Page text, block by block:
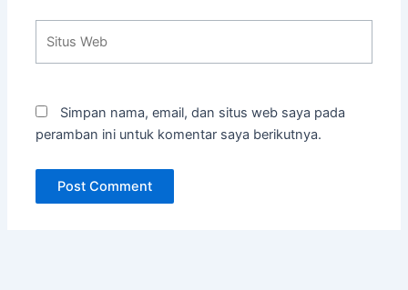
Web
Simpan nama, email, dan situs web saya pada
peramban ini untuk komentar saya berikutnya.